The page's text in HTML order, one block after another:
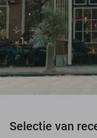
Selectie van